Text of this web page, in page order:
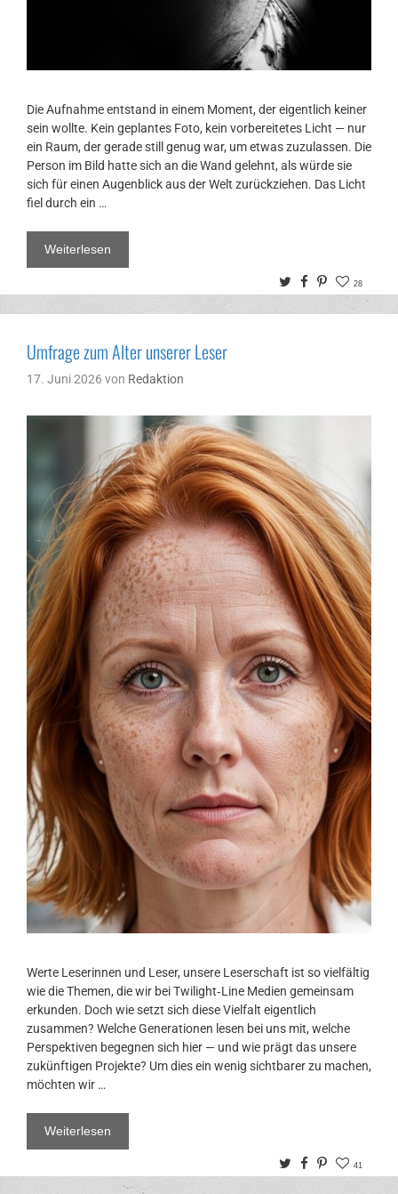
Die Aufnahme entstand in einem Moment, der eigentlich keiner
sein wollte. Kein geplantes Foto, kein vorbereitetes Licht — nur
ein Raum, der gerade still genug war, um etwas zuzulassen. Die
Person im Bild hatte sich an die Wand gelehnt, als würde sie
sich für einen Augenblick aus der Welt zurückziehen. Das Licht
fiel durch ein …
Weiterlesen
TwitterFacebook
Pinterest
28
Umfrage zum Alter unserer Leser
17. Juni 2026 von Redaktion
Werte Leserinnen und Leser, unsere Leserschaft ist so vielfältig
wie die Themen, die wir bei Twilight‑Line Medien gemeinsam
erkunden. Doch wie setzt sich diese Vielfalt eigentlich
zusammen? Welche Generationen lesen bei uns mit, welche
Perspektiven begegnen sich hier — und wie prägt das unsere
zukünftigen Projekte? Um dies ein wenig sichtbarer zu machen,
möchten wir …
Weiterlesen
TwitterFacebook
Pinterest
41